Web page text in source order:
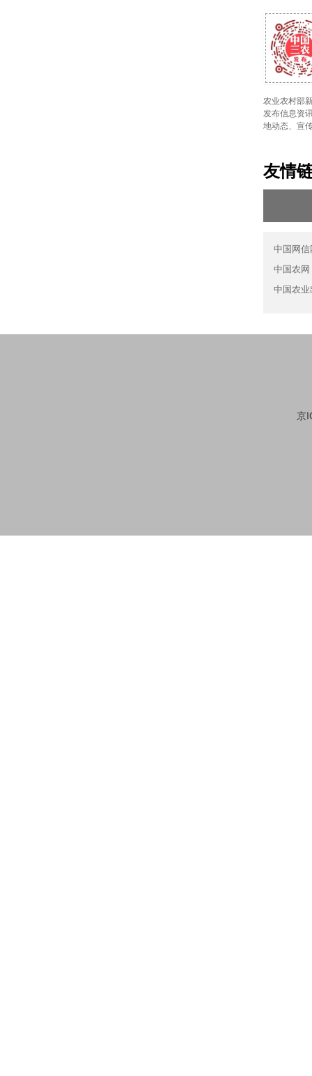
农业农村部
发布信息资
地动态、宣
友情
中国网信
中国农网
中国农业
京